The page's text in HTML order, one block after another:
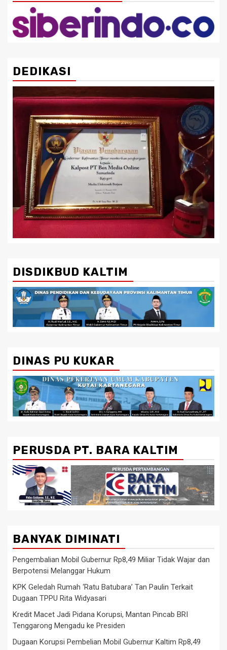
DEDIKASI
DISDIKBUD KALTIM
DINAS PU KUKAR
PERUSDA PT. BARA KALTIM
BANYAK DIMINATI
Pengembalian Mobil Gubernur Rp8,49 Miliar Tidak Wajar dan
Berpotensi Melanggar Hukum
KPK Geledah Rumah ‘Ratu Batubara’ Tan Paulin Terkait
Dugaan TPPU Rita Widyasari
Kredit Macet Jadi Pidana Korupsi, Mantan Pincab BRI
Tenggarong Mengadu ke Presiden
Dugaan Korupsi Pembelian Mobil Gubernur Kaltim Rp8,49